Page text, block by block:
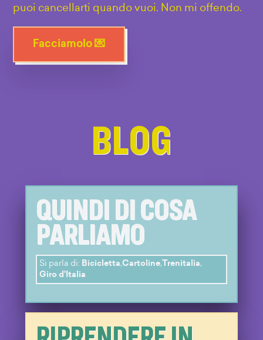
puoi cancellarti quando vuoi. Non mi offendo.
Facciamolo 💌
BLOG
QUINDI DI COSA
PARLIAMO
Si parla di: Bicicletta,Cartoline,Trenitalia,
Giro d'Italia